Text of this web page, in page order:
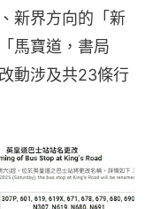
新界方向的「新
馬寶道，書局
動涉及共23條行